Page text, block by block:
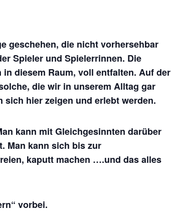
geschehen, die nicht vorhersehbar
Spieler und Spielerrinnen. Die
diesem Raum, voll entfalten. Auf der
die wir in unserem Alltag gar
hier zeigen und erlebt werden.
kann mit Gleichgesinnten darüber
Man kann sich bis zur
kaputt machen ….und das alles
vorbei.